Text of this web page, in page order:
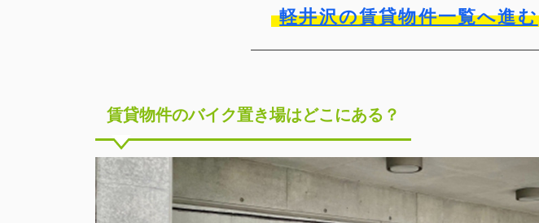
軽井沢の賃貸物件一覧へ進む
賃貸物件のバイク置き場はどこにある？